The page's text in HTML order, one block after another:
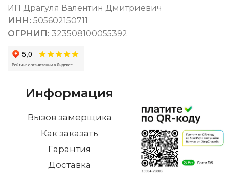
ИП Драгуля Валентин Дмитриевич
ИНН: 505602150711
ОГРНИП: 323508100055392
Информация
Вызов замерщика
Как заказать
Гарантия
Доставка